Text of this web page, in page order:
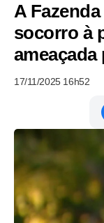
A
socorro à
ameaçada
17/11/2025 16h52